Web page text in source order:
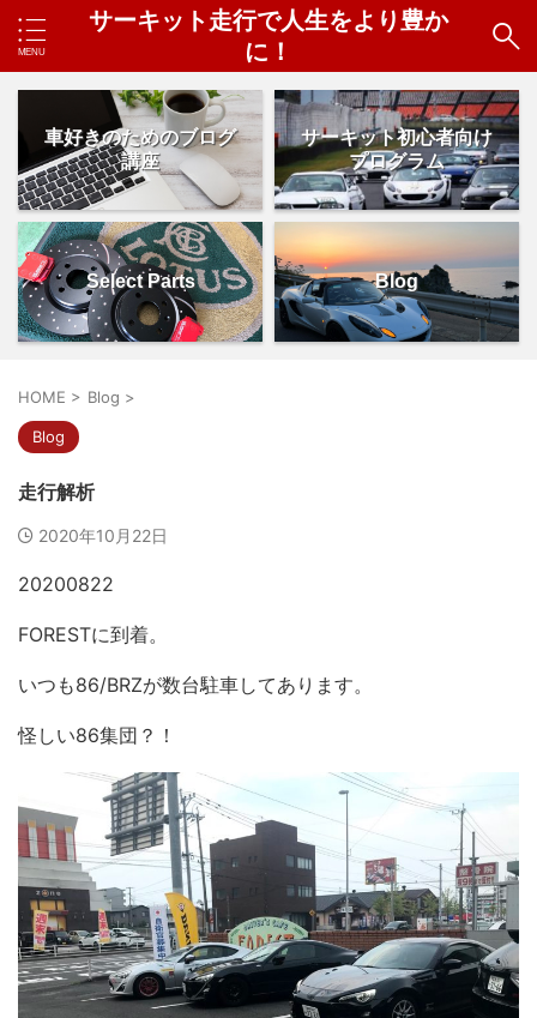
サーキット走行で人生をより豊か
に！
車好きのためのブログ
講座
サーキット初心者向け
プログラム
Select Parts Blog
HOME > Blog >
Blog
走行解析
2020年10月22日
20200822
FORESTに到着。
いつも86/BRZが数台駐車してあります。
怪しい86集団？！